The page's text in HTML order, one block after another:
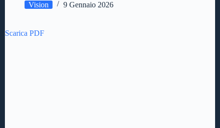
Vision 9 Gennaio 2026
Scarica PDF